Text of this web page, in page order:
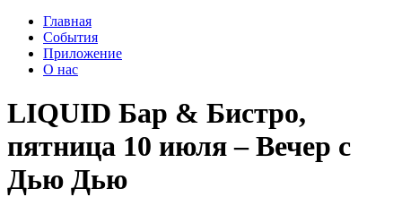
Главная
События
Приложение
О нас
LIQUID Бар & Бистро,
пятница 10 июля – Вечер с
Дью Дью